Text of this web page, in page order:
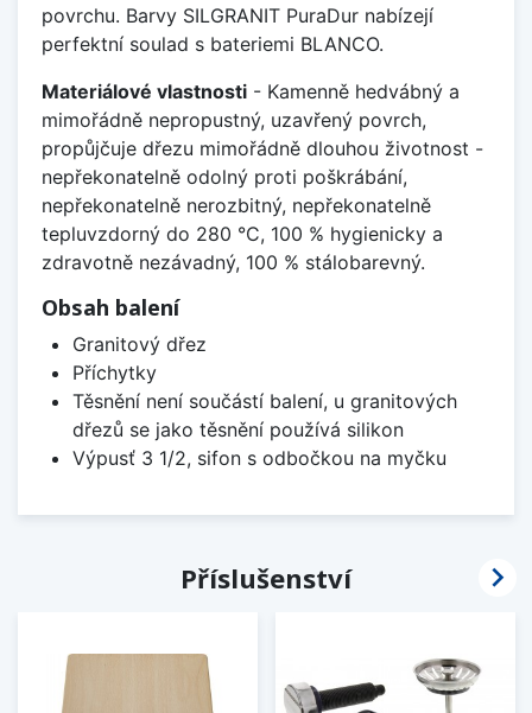
povrchu. Barvy SILGRANIT PuraDur nabízejí
perfektní soulad s bateriemi BLANCO.
Materiálové vlastnosti - Kamenně hedvábný a
mimořádně nepropustný, uzavřený povrch,
propůjčuje dřezu mimořádně dlouhou životnost -
nepřekonatelně odolný proti poškrábání,
nepřekonatelně nerozbitný, nepřekonatelně
tepluvzdorný do 280 °C, 100 % hygienicky a
zdravotně nezávadný, 100 % stálobarevný.
Obsah balení
Granitový dřez
Příchytky
Těsnění není součástí balení, u granitových
dřezů se jako těsnění používá silikon
Výpusť 3 1/2, sifon s odbočkou na myčku
Příslušenství 